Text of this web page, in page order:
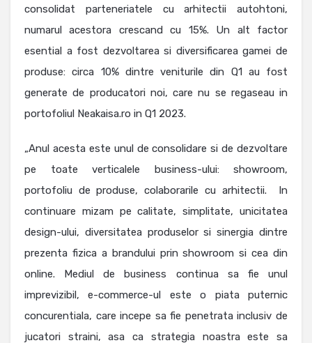
consolidat parteneriatele cu arhitectii autohtoni,
numarul acestora crescand cu 15%. Un alt factor
esential a fost dezvoltarea si diversificarea gamei de
produse: circa 10% dintre veniturile din Q1 au fost
generate de producatori noi, care nu se regaseau in
portofoliul Neakaisa.ro in Q1 2023.
„Anul acesta este unul de consolidare si de dezvoltare
pe toate verticalele business-ului: showroom,
portofoliu de produse, colaborarile cu arhitectii. In
continuare mizam pe calitate, simplitate, unicitatea
design-ului, diversitatea produselor si sinergia dintre
prezenta fizica a brandului prin showroom si cea din
online. Mediul de business continua sa fie unul
imprevizibil, e-commerce-ul este o piata puternic
concurentiala, care incepe sa fie penetrata inclusiv de
jucatori straini, asa ca strategia noastra este sa